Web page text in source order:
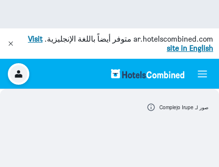
ar.hotelscombined.com متوفر أيضاً باللغة الإنجليزية.Visit
site in English
صور لـ Complejo Irupe